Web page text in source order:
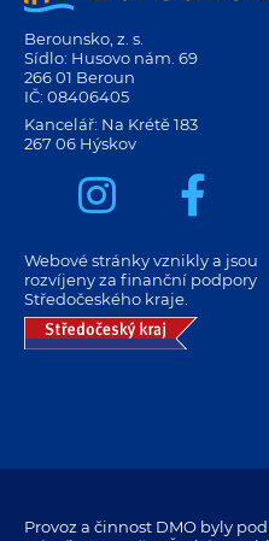
Berounsko, z. s.
Sídlo: Husovo nám. 69
266 01 Beroun
IČ: 08406405
Kancelář: Na Krétě 183
267 06 Hýskov
Webové stránky vznikly a jsou
rozvíjeny za finanční podpory
Středočeského kraje.
Provoz a činnost DMO byly